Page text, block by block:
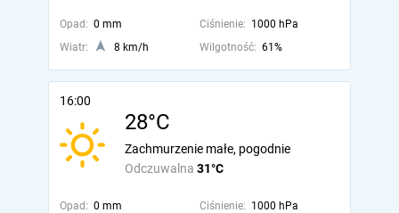
Opad: 0 mm Ciśnienie: 1000 hPa
Wiatr:
8 km/h Wilgotność: 61%
16:00
28°C
Odczuwalna 31°C
Zachmurzenie małe, pogodnie
Opad: 0 mm Ciśnienie: 1000 hPa